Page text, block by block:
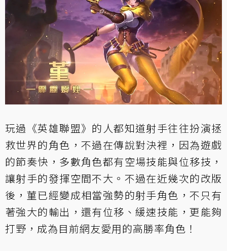
玩過《英雄聯盟》的人都知道射手往往扮演拯
救世界的角色，不過在傳說對決裡，因為遊戲
的節奏快，多數角色都有空場技能與位移技，
讓射手的發揮空間不大。不過在近幾次的改版
後，菫已經變成相當強勢的射手角色，不只有
著強大的輸出，還有位移、緩速技能，更能夠
打野，成為目前網友愛用的高勝率角色！